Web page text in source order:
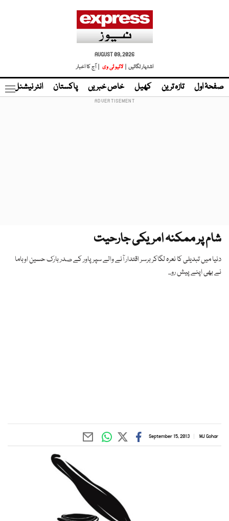
AUGUST 09, 2026
اشتہار لگائیں |
لائیو ٹی وی | آج کا اخبار
صفحۂ اول تازہ ترین کھیل خاص خبریں پاکستان انٹر نیشنل
شام پر ممکنہ امریکی جارحیت
دنیا میں تبدیلی کا نعرہ لگاکر برسر اقتدار آنے والے سپرپاور کے صدر بارک حسین اوباما
نے بھی اپنے پیش رو...
MJ Gohar
September 15, 2013